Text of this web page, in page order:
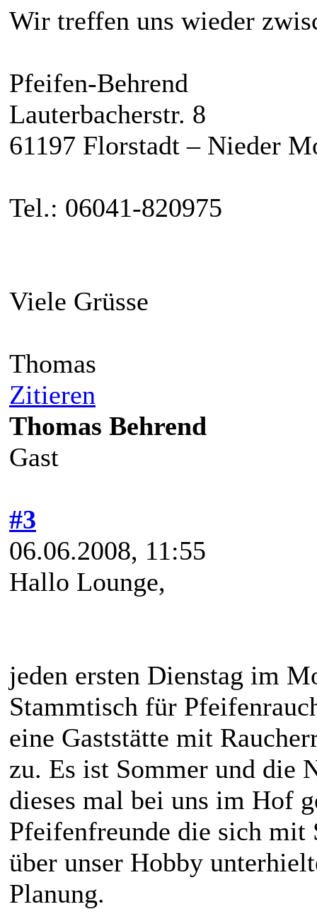
Wir treffen uns wieder
Pfeifen-Behrend
Lauterbacherstr. 8
61197 Florstadt – Nieder
Tel.: 06041-820975
Viele Grüsse
Thomas
Zitieren
Thomas Behrend
Gast
#3
06.06.2008, 11:55
Hallo Lounge,
jeden ersten Dienstag im
Stammtisch für
eine Gaststätte mit
zu. Es ist Sommer und die
dieses mal bei uns im Hof
Pfeifenfreunde die sich
über unser Hobby
Planung.